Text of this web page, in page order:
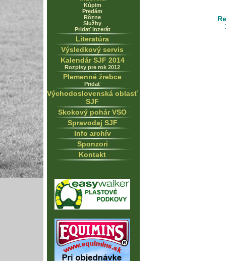
Kúpim
Predám
Rôzne
Služby
Pridať inzerát
Literatúra
Výsledkový servis
Kalendár SJF 2014
Rozpisy pre rok 2012
Plemenné žrebce
Pridať
Východoslovenská oblasť
SJF
Skokový pohár VSO
Spravodaj SJF
Info archív
Sponzori
Kontakt